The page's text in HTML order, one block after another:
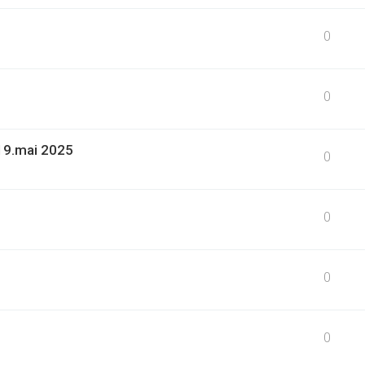
0
0
2025 0
0
0
0